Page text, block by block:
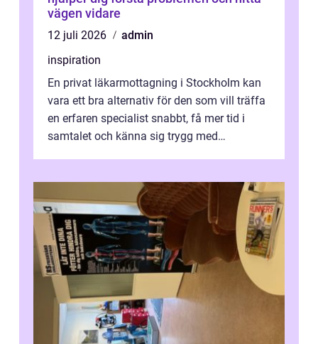
vägen vidare
12 juli 2026
admin
inspiration
En privat läkarmottagning i Stockholm kan
vara ett bra alternativ för den som vill träffa
en erfaren specialist snabbt, få mer tid i
samtalet och känna sig trygg med